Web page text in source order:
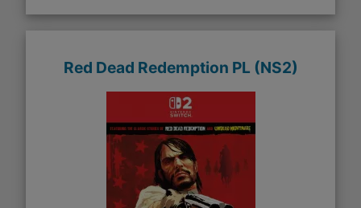
Red Dead Redemption PL (NS2)